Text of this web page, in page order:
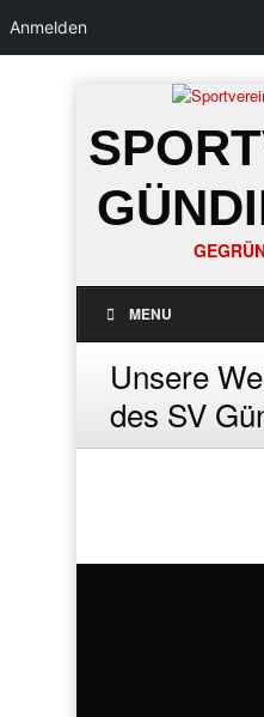
MENU
Unsere
des SV
Anmelden